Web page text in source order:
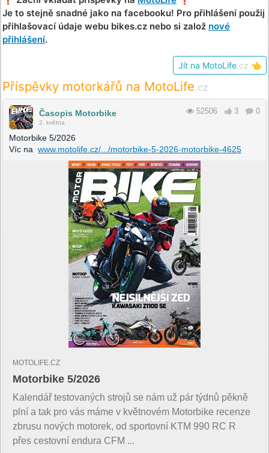
Je to stejně snadné jako na facebooku! Pro přihlášení použij
přihlašovací údaje webu bikes.cz nebo si založ nové
přihlášení.
Jít na MotoLife .cz 👈
Příspěvky motorkářů na MotoLife.cz
Časopis Motorbike
2. května
52506 3 0
Motorbike 5/2026
Víc na www.motolife.cz/.../motorbike-5-2026-motorbike-4625
MOTOLIFE.CZ
Motorbike 5/2026
Kalendář testovaných strojů se nám už pár týdnů pěkně
plní a tak pro vás máme v květnovém Motorbike recenze
zbrusu nových motorek, od sportovní KTM 990 RC R
přes cestovní endura CFM ...